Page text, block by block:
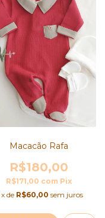
Macacão Rafa
R$180,00
R$171,00 com Pix
x de R$60,00 sem juros